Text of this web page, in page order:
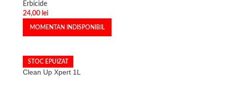
Erbicide
24,00 lei
MOMENTAN INDISPONIBIL
STOC EPUIZAT
Clean Up Xpert 1L